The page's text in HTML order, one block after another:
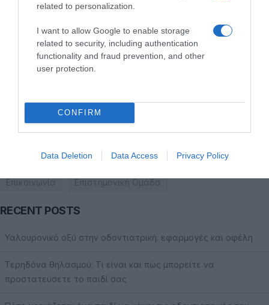
related to personalization.
I want to allow Google to enable storage
related to security, including authentication
functionality and fraud prevention, and other
user protection.
CONFIRM
Data Deletion Data Access Privacy Policy
+30 6944860110
+30 22890 27275
ΧΡΗΣΙΜΑ LINKS
Το ιατρείο Οδοντιατρείο Μύκονος Συμβουλές
RECENT POSTS
Υαλουρονικό οξύ στην οδοντιατρική: εφαρμογές και οφέλη
Τερηδόνα θηλασμού: Τι είναι και πώς μπορείτε να
προστατεύσετε το παιδί σας